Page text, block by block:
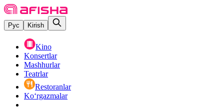
Рус Kirish
Kino
Konsertlar
Mashhurlar
Teatrlar
Restoranlar
Ko‘rgazmalar